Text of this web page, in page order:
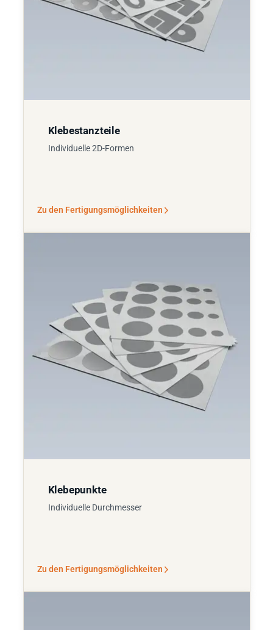
Klebestanzteile
Individuelle 2D-Formen
Zu den Fertigungsmöglichkeiten
Klebepunkte
Individuelle Durchmesser
Zu den Fertigungsmöglichkeiten